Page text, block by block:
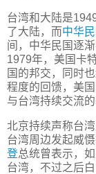
台湾和大陆是
了大陆，而中华民
间，中华民国逐
1979年，美国卡
国的邦交，同时
程度的回馈，美
与台湾持续交流的
北京持续声称台
台湾周边发起威
登总统曾表示，
台湾，不过之后